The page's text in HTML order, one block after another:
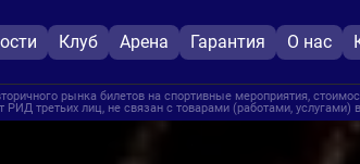
Клуб Арена Гарантия О нас
рынка билетов на спортивные мероприятия,
РИД третьих лиц, не связан с товарами (работами,